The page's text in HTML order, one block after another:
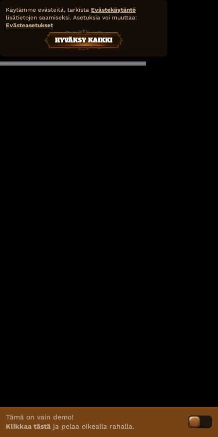
Tämä on vain demo!
Klikkaa tästä ja pelaa oikealla rahalla.
Käytämme evästeitä, tarkista Evästekäytäntö
lisätietojen saamiseksi. Asetuksia voi muuttaa:
Evästeasetukset
HYVÄKSY KAIKKI